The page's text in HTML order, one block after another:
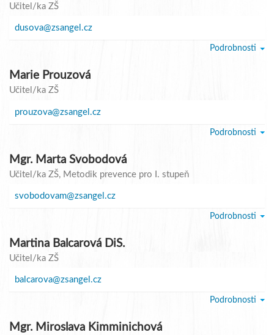
Učitel/ka ZŠ
dusova@zsangel.cz
Podrobnosti
Marie Prouzová
Učitel/ka ZŠ
prouzova@zsangel.cz
Podrobnosti
Mgr. Marta Svobodová
Učitel/ka ZŠ, Metodik prevence pro I. stupeň
svobodovam@zsangel.cz
Podrobnosti
Martina Balcarová DiS.
Učitel/ka ZŠ
balcarova@zsangel.cz
Podrobnosti
Mgr. Miroslava Kimminichová